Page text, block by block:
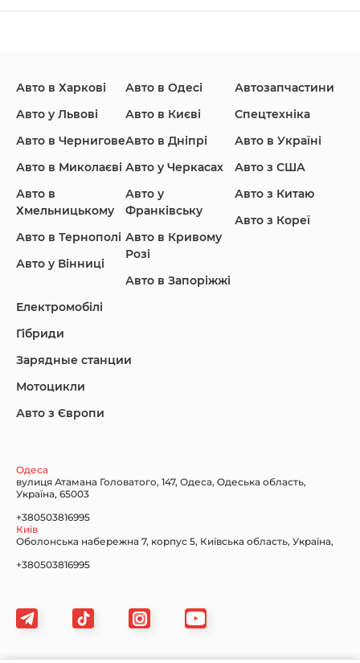
Honda Hyundai
Infiniti Jaguar Jeep
Land Rover
Nissan
Авто в Харкові
Авто у Львові
Авто в Чернигове
Авто в Миколаєві
Авто в
Хмельницькому
Авто в Тернополі
Авто у Вінниці
Авто в Одесі
Авто в Києві
Авто в Дніпрі
Авто у Черкасах
Авто у
Франківську
Авто в Кривому
Розі
Авто в Запоріжжі
Автозапчастини
Спецтехніка
Авто в Україні
Авто з США
Авто з Китаю
Авто з Кореї
Електромобілі
Гібриди
Зарядные станции
Мотоцикли
Авто з Європи
Одеса
вулиця Атамана Головатого, 147, Одеса, Одеська область,
Україна, 65003
+380503816995
Київ
Оболонська набережна 7, корпус 5, Київська область, Україна,
+380503816995